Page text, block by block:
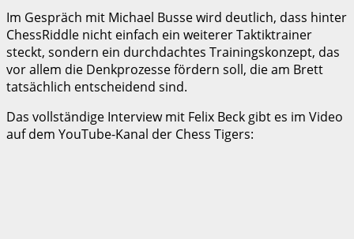
Im Gespräch mit Michael Busse wird deutlich, dass hinter
ChessRiddle nicht einfach ein weiterer Taktiktrainer
steckt, sondern ein durchdachtes Trainingskonzept, das
vor allem die Denkprozesse fördern soll, die am Brett
tatsächlich entscheidend sind.
Das vollständige Interview mit Felix Beck gibt es im Video
auf dem YouTube-Kanal der Chess Tigers: